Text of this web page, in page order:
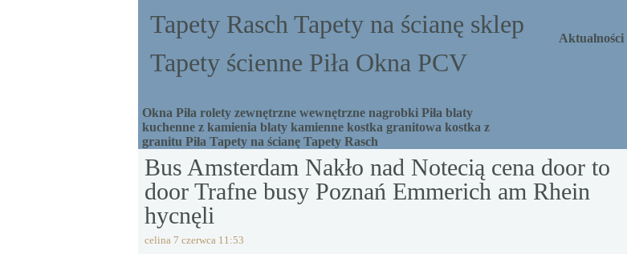
Tapety Rasch Tapety na ścianę sklep
Tapety ścienne Piła Okna PCV
Okna Piła rolety zewnętrzne wewnętrzne nagrobki Piła blaty
kuchenne z kamienia blaty kamienne kostka granitowa kostka z
granitu Piła Tapety na ścianę Tapety Rasch
Aktualności
Bus Amsterdam Nakło nad Notecią cena door to
door Trafne busy Poznań Emmerich am Rhein
hycnęli
celina 7 czerwca 11:53